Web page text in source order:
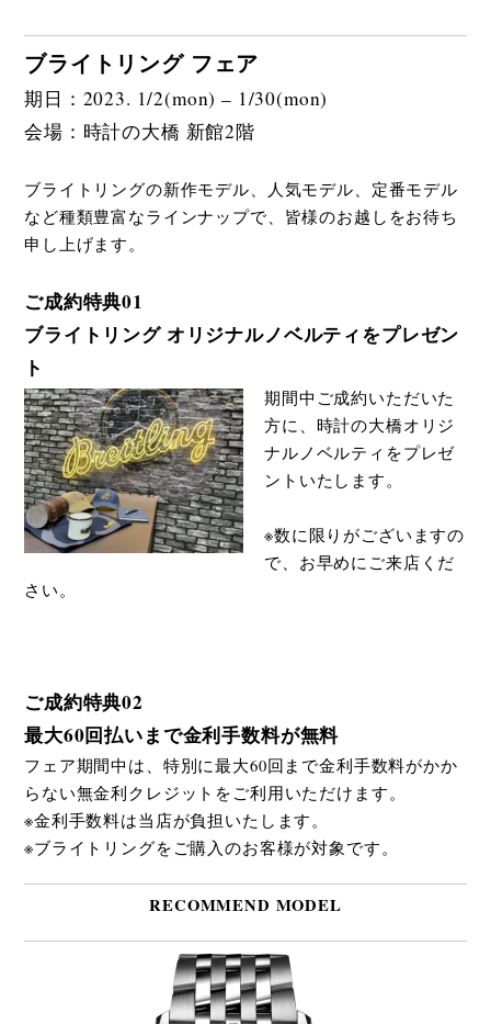
ブライトリング フェア
期日：2023. 1/2(mon) – 1/30(mon)
会場：時計の大橋 新館2階
ブライトリングの新作モデル、人気モデル、定番モデル
など種類豊富なラインナップで、皆様のお越しをお待ち
申し上げます。
ご成約特典01
ブライトリング オリジナルノベルティをプレゼン
ト
期間中ご成約いただいた
方に、時計の大橋オリジ
ナルノベルティをプレゼ
ントいたします。
※数に限りがございますの
で、お早めにご来店くだ
さい。
ご成約特典02
最大60回払いまで金利手数料が無料
フェア期間中は、特別に最大60回まで金利手数料がかか
らない無金利クレジットをご利用いただけます。
※金利手数料は当店が負担いたします。
※ブライトリングをご購入のお客様が対象です。
RECOMMEND MODEL